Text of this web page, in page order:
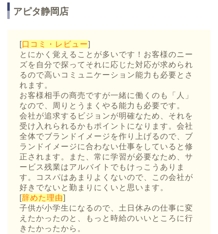
アピタ静岡店
[口コミ・レビュー]
とにかく覚えることが多いです！お客様のニー
ズを自分で探ってそれに応じた対応が求められ
るので高いコミュニケーション能力も必要とさ
れます。
お客様相手の商売ですが一緒に働くのも「人」
なので、周りとうまくやる能力も必要です。
会社が追求するビジョンが明確なため、それを
受け入れられるかもポイントになります。会社
全体でブランドイメージを作り上げるので、ブ
ランドイメージに合わない仕事をしていると修
正されます。また、常に学習が必要なため、サ
ービス残業はアルバイトでもけっこうありま
す。コスパはあまりよくないので、この会社が
好きでないと勤まりにくいと思います。
[辞めた理由]
子供が小学生になるので、土日休みの仕事に変
えたかったのと、もっと時給のいいところに行
きたかったから。